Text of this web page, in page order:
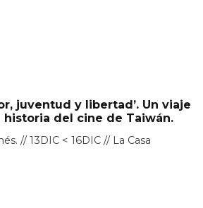
juventud y libertad’. Un viaje
historia del cine de Taiwán.
// 13DIC < 16DIC // La Casa